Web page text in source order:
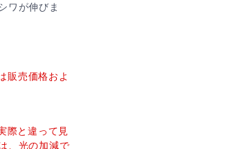
ワが伸びま
販売価格およ
際と違って見
、光の加減で